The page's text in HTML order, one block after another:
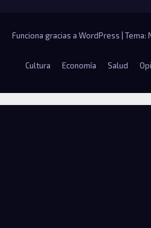
Funciona gracias a WordPress | Tema:
Cultura Economía Salud